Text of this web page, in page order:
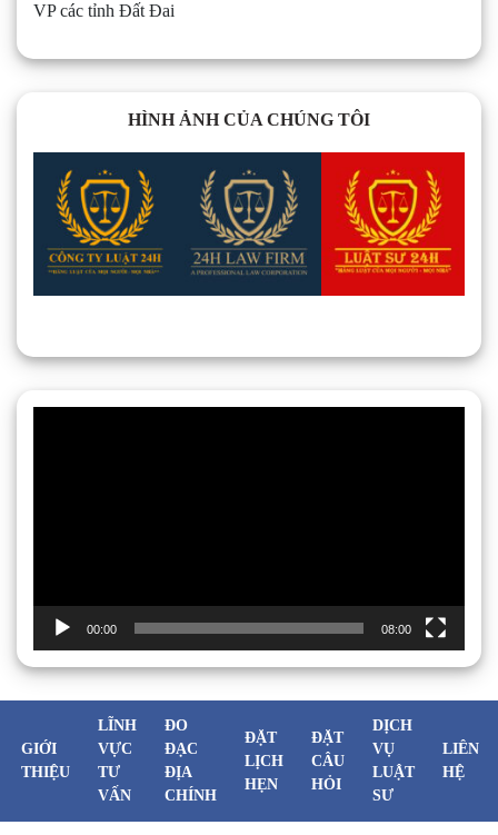
VP các tỉnh Đất Đai
HÌNH ẢNH CỦA CHÚNG TÔI
00:00 08:00
GIỚI
THIỆU
LĨNH
VỰC
TƯ
VẤN
ĐO
ĐẠC
ĐỊA
CHÍNH
ĐẶT
LỊCH
HẸN
ĐẶT
CÂU
HỎI
DỊCH
VỤ
LUẬT
SƯ
LIÊN
HỆ